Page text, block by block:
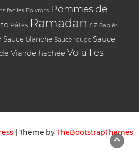
faciles Poivrons Pommes de
Pâtes Ramadan riz Sablés
Sauce blanche Sauce rouge Sauce
Viande hachée Volailles
| Theme by TheBootstrapThemes